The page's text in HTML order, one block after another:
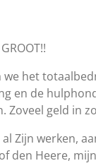
we het
en de
Zoveel geld in
Zijn werken,
den Heere,